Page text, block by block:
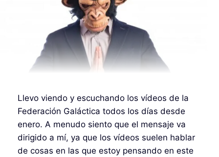
Llevo viendo y escuchando los vídeos de la
Federación Galáctica todos los días desde
enero. A menudo siento que el mensaje va
dirigido a mí, ya que los vídeos suelen hablar
de cosas en las que estoy pensando en este